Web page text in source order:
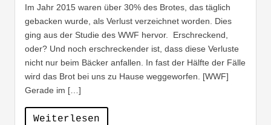
Im Jahr 2015 waren über 30% des Brotes, das täglich
gebacken wurde, als Verlust verzeichnet worden. Dies
ging aus der Studie des WWF hervor. Erschreckend,
oder? Und noch erschreckender ist, dass diese Verluste
nicht nur beim Bäcker anfallen. In fast der Hälfte der Fälle
wird das Brot bei uns zu Hause weggeworfen. [WWF]
Gerade im […]
Weiterlesen